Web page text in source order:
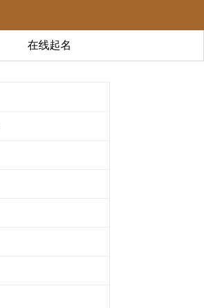
在线起名